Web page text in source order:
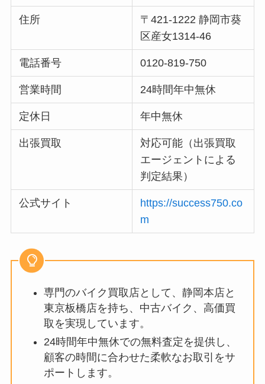
住所
〒421-1222 静岡市葵
区産女1314-46
電話番号 0120-819-750
営業時間 24時間年中無休
定休日 年中無休
出張買取
対応可能（出張買取
エージェントによる
判定結果）
公式サイト
https://success750.co
m
専門のバイク買取店として、静岡本店と
東京板橋店を持ち、中古バイク、高価買
取を実現しています。
24時間年中無休での無料査定を提供し、
顧客の時間に合わせた柔軟なお取引をサ
ポートします。